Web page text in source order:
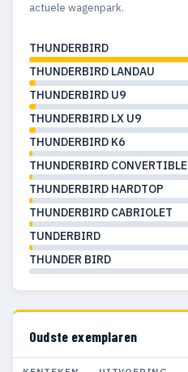
actuele wagenpark.
THUNDERBIRD
THUNDERBIRD LANDAU
THUNDERBIRD U9
THUNDERBIRD LX U9
THUNDERBIRD K6
THUNDERBIRD CONVERTIBLE
THUNDERBIRD HARDTOP
THUNDERBIRD CABRIOLET
TUNDERBIRD
THUNDER BIRD
Oudste exemplaren